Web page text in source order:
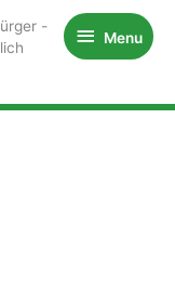
-
Menu
Menu